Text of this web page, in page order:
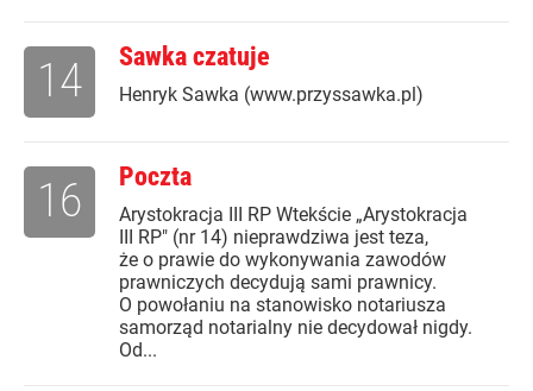
Sawka czatuje
Henryk Sawka (www.przyssawka.pl)
14
Poczta
Arystokracja III RP Wtekście „Arystokracja
III RP" (nr 14) nieprawdziwa jest teza,
że o prawie do wykonywania zawodów
prawniczych decydują sami prawnicy.
O powołaniu na stanowisko notariusza
samorząd notarialny nie decydował nigdy.
Od...
16